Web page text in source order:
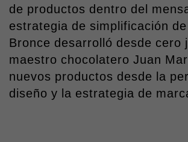
de productos dentro del
estrategia de simplificación
Bronce desarrolló desde cero
maestro chocolatero Juan
nuevos productos desde la
diseño y la estrategia de